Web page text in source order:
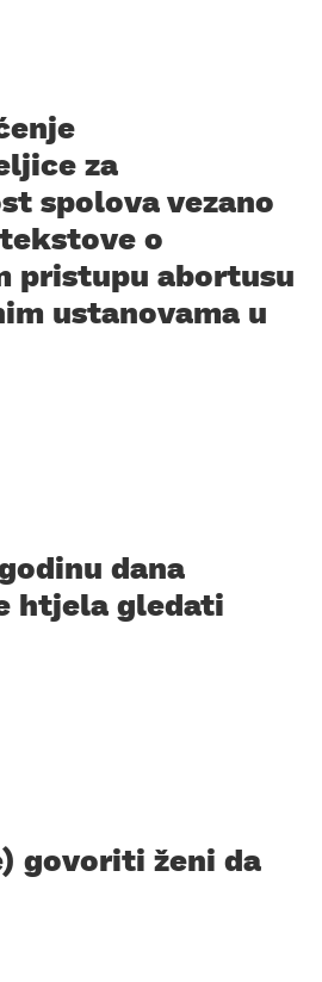
za
spolova vezano
o
pristupu abortusu
ustanovama u
dana
htjela gledati
govoriti ženi da